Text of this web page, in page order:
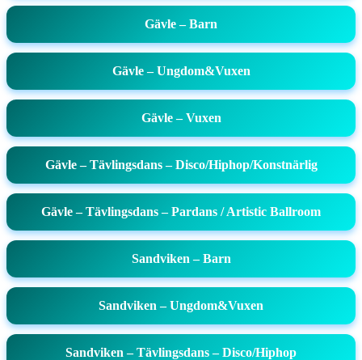
Gävle – Barn
Gävle – Ungdom&Vuxen
Gävle – Vuxen
Gävle – Tävlingsdans – Disco/Hiphop/Konstnärlig
Gävle – Tävlingsdans – Pardans / Artistic Ballroom
Sandviken – Barn
Sandviken – Ungdom&Vuxen
Sandviken – Tävlingsdans – Disco/Hiphop